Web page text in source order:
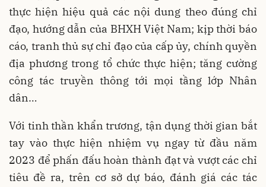
thực hiện hiệu quả các nội dung theo đúng chỉ
đạo, hướng dẫn của BHXH Việt Nam; kịp thời báo
cáo, tranh thủ sự chỉ đạo của cấp ủy, chính quyền
địa phương trong tổ chức thực hiện; tăng cường
công tác truyền thông tới mọi tầng lớp Nhân
dân…
Với tinh thần khẩn trương, tận dụng thời gian bắt
tay vào thực hiện nhiệm vụ ngay từ đầu năm
2023 để phấn đấu hoàn thành đạt và vượt các chỉ
tiêu đề ra, trên cơ sở dự báo, đánh giá các tác